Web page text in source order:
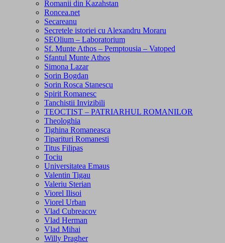
Romanii din Kazahstan
Roncea.net
Secareanu
Secretele istoriei cu Alexandru Moraru
SEOlium – Laboratorium
Sf. Munte Athos – Pemptousia – Vatoped
Sfantul Munte Athos
Simona Lazar
Sorin Bogdan
Sorin Rosca Stanescu
Spirit Romanesc
Tanchistii Invizibili
TEOCTIST – PATRIARHUL ROMANILOR
Theologhia
Tighina Romaneasca
Tiparituri Romanesti
Titus Filipas
Tociu
Universitatea Emaus
Valentin Tigau
Valeriu Sterian
Viorel Ilisoi
Viorel Urban
Vlad Cubreacov
Vlad Herman
Vlad Mihai
Willy Pragher